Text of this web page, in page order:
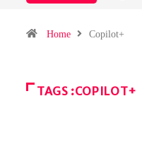
Home Copilot+
TAGS :COPILOT+